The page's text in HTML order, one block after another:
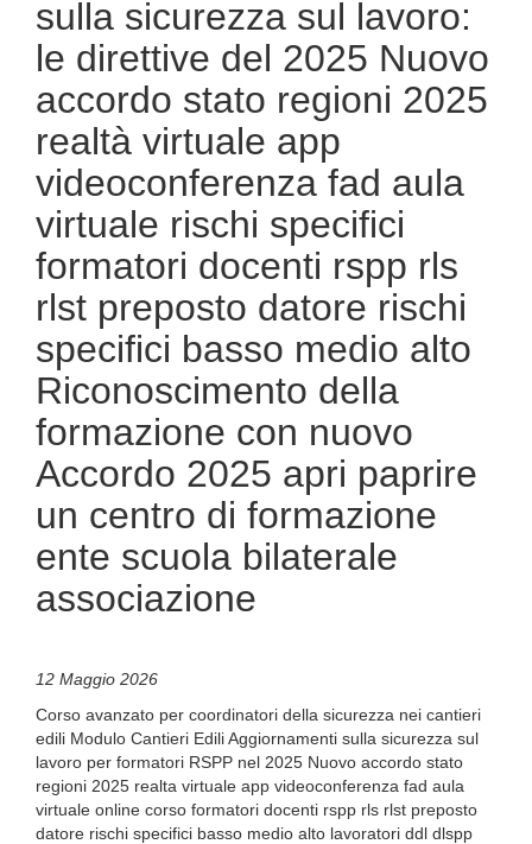
sulla sicurezza sul lavoro:
le direttive del 2025 Nuovo
accordo stato regioni 2025
realtà virtuale app
videoconferenza fad aula
virtuale rischi specifici
formatori docenti rspp rls
rlst preposto datore rischi
specifici basso medio alto
Riconoscimento della
formazione con nuovo
Accordo 2025 apri paprire
un centro di formazione
ente scuola bilaterale
associazione
12 Maggio 2026
Corso avanzato per coordinatori della sicurezza nei cantieri
edili Modulo Cantieri Edili Aggiornamenti sulla sicurezza sul
lavoro per formatori RSPP nel 2025 Nuovo accordo stato
regioni 2025 realta virtuale app videoconferenza fad aula
virtuale online corso formatori docenti rspp rls rlst preposto
datore rischi specifici basso medio alto lavoratori ddl dlspp